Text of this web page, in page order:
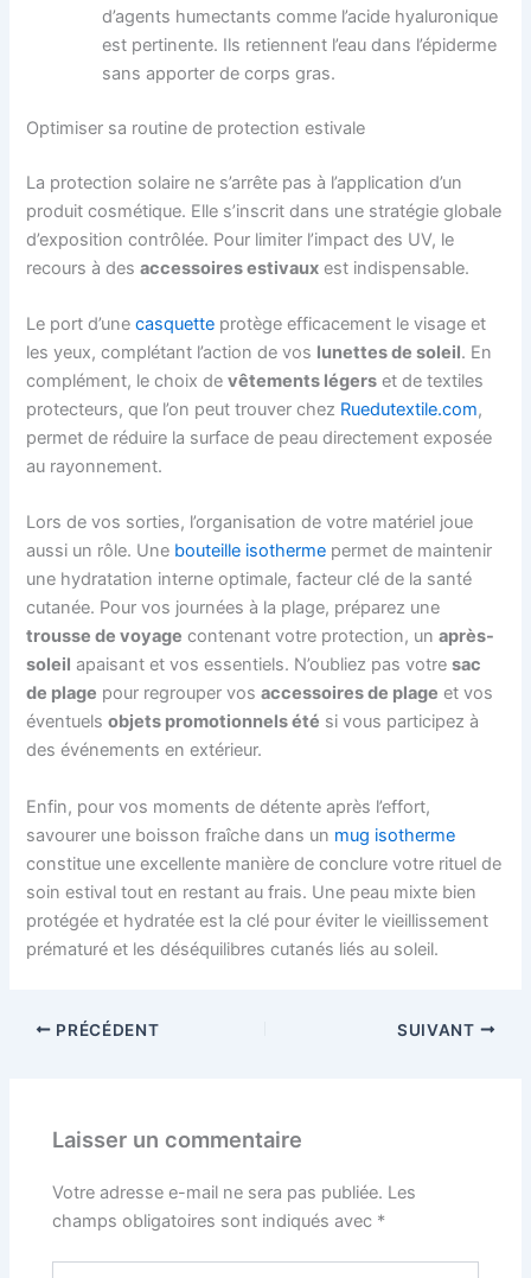
d’agents humectants comme l’acide hyaluronique
est pertinente. Ils retiennent l’eau dans l’épiderme
sans apporter de corps gras.
Optimiser sa routine de protection estivale
La protection solaire ne s’arrête pas à l’application d’un
produit cosmétique. Elle s’inscrit dans une stratégie globale
d’exposition contrôlée. Pour limiter l’impact des UV, le
recours à desaccessoires estivaux est indispensable.
Le port d’unecasquette protège efficacement le visage et
les yeux, complétant l’action de vos lunettes de soleil. En
complément, le choix devêtements légers et de textiles
protecteurs, que l’on peut trouver chez Ruedutextile.com,
permet de réduire la surface de peau directement exposée
au rayonnement.
Lors de vos sorties, l’organisation de votre matériel joue
aussi un rôle. Une bouteille isotherme permet de maintenir
une hydratation interne optimale, facteur clé de la santé
cutanée. Pour vos journées à la plage, préparez une
trousse de voyage contenant votre protection, unaprès-
soleil apaisant et vos essentiels. N’oubliez pas votresac
de plage pour regrouper vosaccessoires de plage et vos
éventuelsobjets promotionnels été si vous participez à
des événements en extérieur.
Enfin, pour vos moments de détente après l’effort,
savourer une boisson fraîche dans un mug isotherme
constitue une excellente manière de conclure votre rituel de
soin estival tout en restant au frais. Une peau mixte bien
protégée et hydratée est la clé pour éviter le vieillissement
prématuré et les déséquilibres cutanés liés au soleil.
PRÉCÉDENT SUIVANT
Laisser un commentaire
Votre adresse e-mail ne sera pas publiée. Les
champs obligatoires sont indiqués avec *